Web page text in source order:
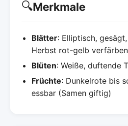
🔍Merkmale
Blätter: Elliptisch,
Herbst rot-gelb
Blüten: Weiße, duftende
Früchte: Dunkelrote bis
essbar (Samen giftig)